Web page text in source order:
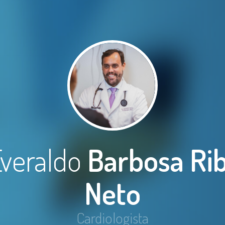
Barbosa
Neto
Cardiologista